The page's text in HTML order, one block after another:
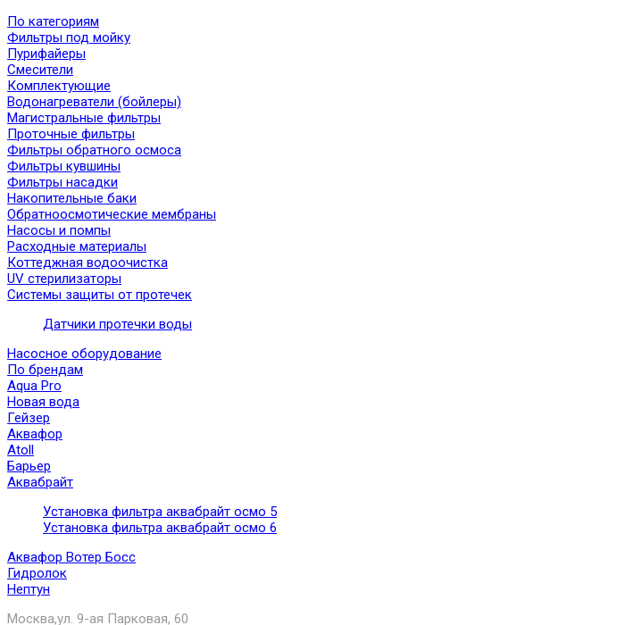
По категориям
Фильтры под мойку
Пурифайеры
Смесители
Комплектующие
Водонагреватели (бойлеры)
Магистральные фильтры
Проточные фильтры
Фильтры обратного осмоса
Фильтры кувшины
Фильтры насадки
Накопительные баки
Обратноосмотические мембраны
Насосы и помпы
Расходные материалы
Коттеджная водоочистка
UV стерилизаторы
Системы защиты от протечек
Датчики протечки воды
Насосное оборудование
По брендам
Aqua Pro
Новая вода
Гейзер
Аквафор
Atoll
Барьер
Аквабрайт
Установка фильтра аквабрайт осмо 5
Установка фильтра аквабрайт осмо 6
Аквафор Вотер Босс
Гидролок
Нептун
Москва,ул. 9-ая Парковая, 60